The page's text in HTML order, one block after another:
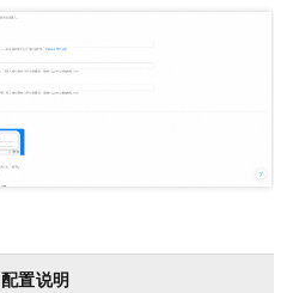
配置说明